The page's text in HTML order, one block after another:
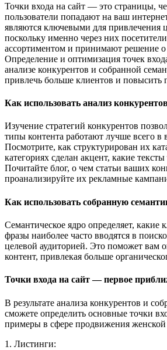
Точки входа на сайт — это страницы,
пользователи попадают на ваш
являются ключевыми для привлечения
поскольку именно через них
ассортиментом и принимают решение о
Определение и оптимизация точек
анализе конкурентов и собранной
привлечь больше клиентов и повысить
Как использовать анализ
Изучение стратегий конкурентов
типы контента работают лучше всего
Посмотрите, как структурирован их
категориях сделан акцент, какие
Почитайте блог, о чем статьи ваших
проанализируйте их рекламные
Как использовать собранную
Семантическое ядро определяет, какие
фразы наиболее часто вводятся в
целевой аудиторией. Это поможет вам
контент, привлекая больше
Точки входа на сайт — первое
В результате анализа конкурентов и
сможете определить основные точки
примеры в сфере продвижения
1. Листинги: